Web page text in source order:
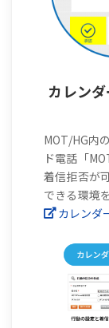
カレン
MOT/HG内
ド電話「
着信拒否が
できる環境
カレンダ